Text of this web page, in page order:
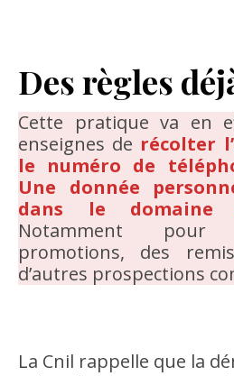
Des règles
Cette pratique va en
enseignes de récolter
le numéro de
Une donnée
dans le
Notamment
promotions, des
d’autres prospections
La Cnil rappelle que la